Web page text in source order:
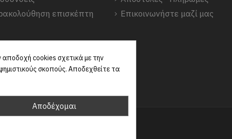
επισκέπτη
Επικοινωνήστε μαζί μας
cookies σχετικά με την
σκοπούς. Αποδεχθείτε τα
Αποδέχομαι